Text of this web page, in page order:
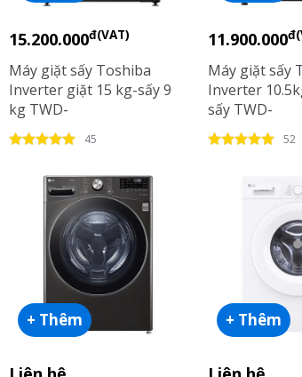
15.200.000đ(VAT)
Máy giặt sấy Toshiba
Inverter giặt 15 kg-sấy 9
kg TWD-
T35BP160MWV(MG)
45
11.900.000
Máy giặt sấy
Inverter
sấy TWD-
52
+ Thêm + Thêm